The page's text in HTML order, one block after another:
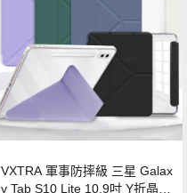
VXTRA 軍事防摔級 三星 Galax
y Tab S10 Lite 10.9吋 Y折晶透